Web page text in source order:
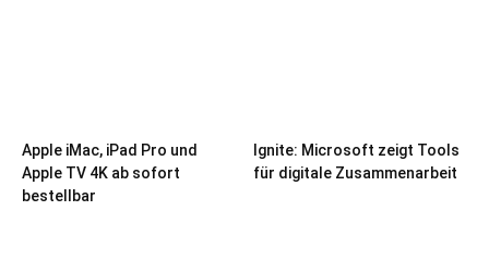
Apple iMac, iPad Pro und
Apple TV 4K ab sofort
bestellbar
Ignite: Microsoft zeigt Tools
für digitale Zusammenarbeit